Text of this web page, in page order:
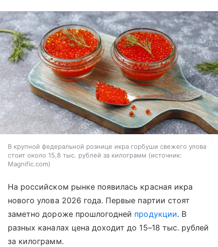
В крупной федеральной рознице икра горбуши свежего улова
стоит около 15,8 тыс. рублей за килограмм
источник:
Magnific.com
На российском рынке появилась красная икра
нового улова 2026 года. Первые партии стоят
заметно дороже прошлогодней продукции. В
разных каналах цена доходит до 15–18 тыс. рублей
за килограмм.